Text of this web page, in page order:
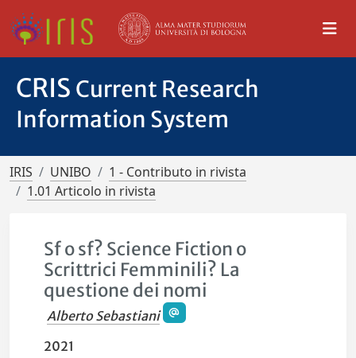
CRIS Current Research
Information System
IRIS UNIBO
1 - Contributo in rivista
1.01 Articolo in rivista
Sf o sf? Science Fiction o
Scrittrici Femminili? La
questione dei nomi
Alberto Sebastiani
2021